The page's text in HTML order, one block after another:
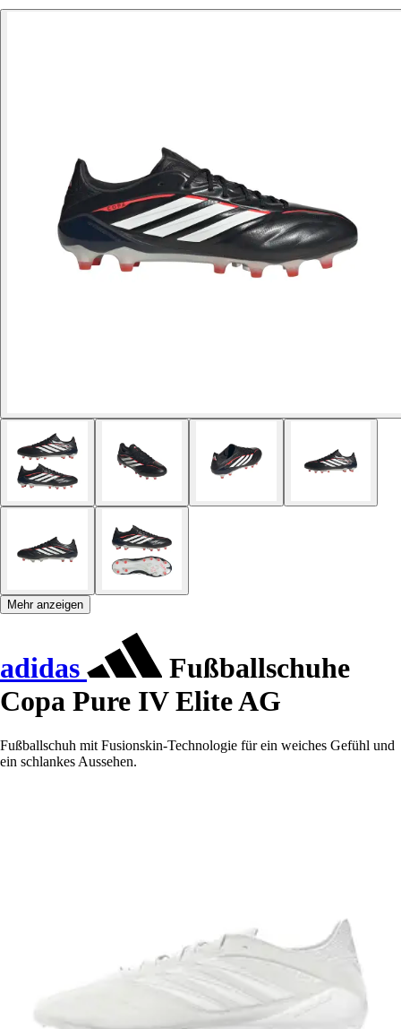
Mehr anzeigen
adidas
Fußballschuhe
Copa Pure IV Elite AG
Fußballschuh mit Fusionskin-Technologie für ein weiches Gefühl und
ein schlankes Aussehen.